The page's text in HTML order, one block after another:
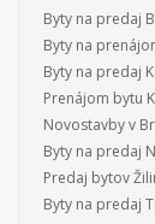
Byty na predaj
Byty na
Byty na predaj
Prenájom bytu
Novostavby v
Byty na predaj
Predaj bytov
Byty na predaj